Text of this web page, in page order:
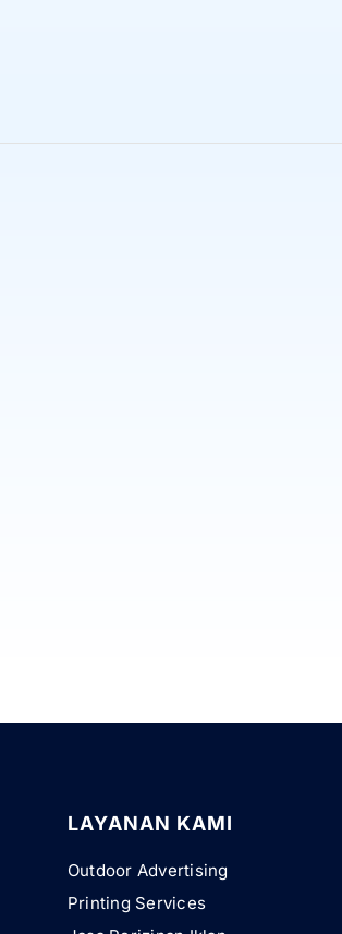
LAYANAN KAMI
Outdoor Advertising
Printing Services